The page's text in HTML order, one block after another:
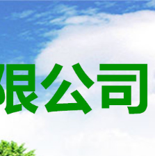
首页
理工程